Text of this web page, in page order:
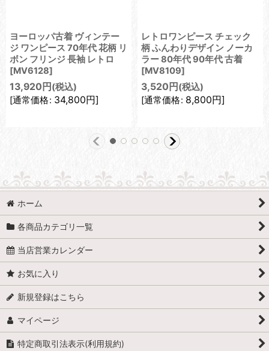
ヨーロッパ古着 ヴィンテー
ジ ワンピース 70年代 花柄 リ
ボン フリンジ 長袖 レトロ
[MV6128]
13,920 円 (税込)
[通常価格: 34,800円]
レトロワンピース チェック
柄 ふんわりデザイン ノーカ
ラー 80年代 90年代 古着
[MV8109]
3,520 円 (税込)
[通常価格: 8,800円]
ホーム
各商品カテゴリ一覧
当店営業カレンダー
お気に入り
新規登録はこちら
マイページ
特定商取引法表示(利用規約)